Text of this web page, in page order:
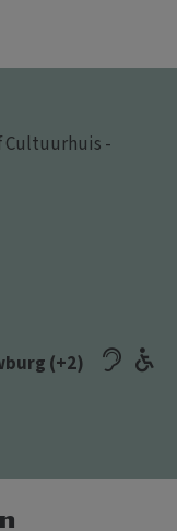
Cultuurhuis -
(+2)